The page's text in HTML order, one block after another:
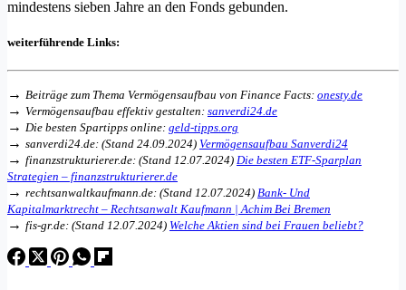
mindestens sieben Jahre an den Fonds gebunden.
weiterführende Links:
→ Beiträge zum Thema Vermögensaufbau von Finance Facts: onesty.de
→ Vermögensaufbau effektiv gestalten: sanverdi24.de
→ Die besten Spartipps online: geld-tipps.org
→ sanverdi24.de: (Stand 24.09.2024) Vermögensaufbau Sanverdi24
→ finanzstrukturierer.de: (Stand 12.07.2024) Die besten ETF-Sparplan
Strategien – finanzstrukturierer.de
→ rechtsanwaltkaufmann.de: (Stand 12.07.2024) Bank- Und
Kapitalmarktrecht – Rechtsanwalt Kaufmann | Achim Bei Bremen
→ fis-gr.de: (Stand 12.07.2024) Welche Aktien sind bei Frauen beliebt?